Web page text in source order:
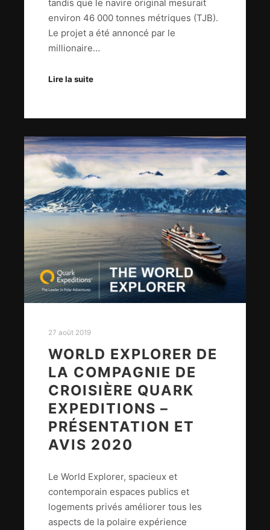
tandis que le navire original mesurait
environ 46 000 tonnes métriques (TJB).
Le projet a été annoncé par le
millionaire…
Lire la suite
27 août 2019
WORLD EXPLORER DE
LA COMPAGNIE DE
CROISIÈRE QUARK
EXPEDITIONS –
PRÉSENTATION ET
AVIS 2020
Le World Explorer, spacieux et
contemporain espaces publics et
logements privés améliorer tous les
aspects de la polaire expérience